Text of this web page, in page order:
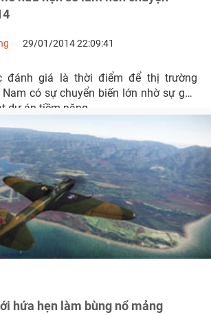
29/01/2014 22:09:41
đánh giá là thời điểm để thị trường
có sự chuyển biến lớn nhờ sự góp
dự án tiềm năng.
hứa hẹn làm bùng nổ mảng